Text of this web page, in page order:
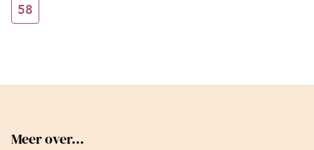
58
Meer over...